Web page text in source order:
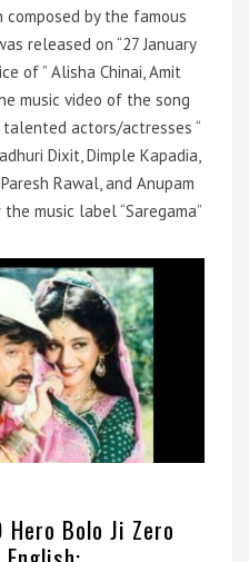
by the famous
released on “27 January
of ” Alisha Chinai, Amit
music video of the song
actors/actresses “
Dixit, Dimple Kapadia,
Rawal, and Anupam
music label “Saregama”
Hero Bolo Ji Zero